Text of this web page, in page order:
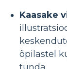
Kaasake
õpilastel